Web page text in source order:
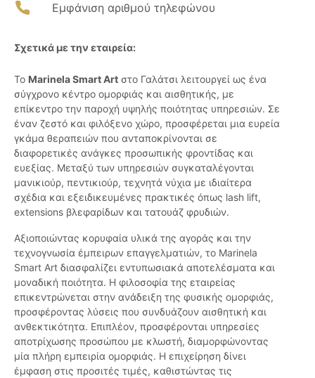
Εμφάνιση αριθμού τηλεφώνου
Σχετικά με την εταιρεία:
Το Marinela Smart Art στο Γαλάτσι λειτουργεί ως ένα
σύγχρονο κέντρο ομορφιάς και αισθητικής, με
επίκεντρο την παροχή υψηλής ποιότητας υπηρεσιών. Σε
έναν ζεστό και φιλόξενο χώρο, προσφέρεται μια ευρεία
γκάμα θεραπειών που ανταποκρίνονται σε
διαφορετικές ανάγκες προσωπικής φροντίδας και
ευεξίας. Μεταξύ των υπηρεσιών συγκαταλέγονται
μανικιούρ, πεντικιούρ, τεχνητά νύχια με ιδιαίτερα
σχέδια και εξειδικευμένες πρακτικές όπως lash lift,
extensions βλεφαρίδων και τατουάζ φρυδιών.
Αξιοποιώντας κορυφαία υλικά της αγοράς και την
τεχνογνωσία έμπειρων επαγγελματιών, το Marinela
Smart Art διασφαλίζει εντυπωσιακά αποτελέσματα και
μοναδική ποιότητα. Η φιλοσοφία της εταιρείας
επικεντρώνεται στην ανάδειξη της φυσικής ομορφιάς,
προσφέροντας λύσεις που συνδυάζουν αισθητική και
ανθεκτικότητα. Επιπλέον, προσφέρονται υπηρεσίες
αποτρίχωσης προσώπου με κλωστή, διαμορφώνοντας
μία πλήρη εμπειρία ομορφιάς. Η επιχείρηση δίνει
έμφαση στις προσιτές τιμές, καθιστώντας τις